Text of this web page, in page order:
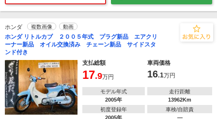
ホンダ 複数画像 動画
ホンダ リトルカブ ２００５年式 プラグ新品 エアクリ
ーナー新品 オイル交換済み チェーン新品 サイドスタ
ンド付き
支払総額
車両価格
17.9万円 16.1万円
モデル年式
2005年
走行距離
13962Km
初度登録年
2005年
車検/自賠責
―